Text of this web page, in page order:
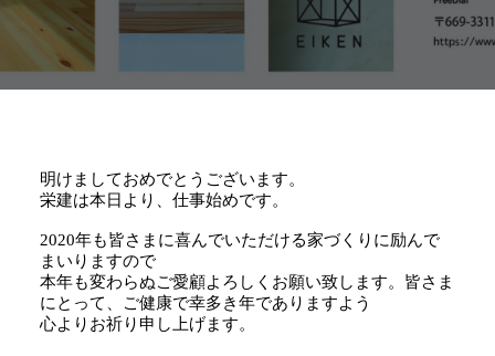
明けましておめでとうございます。
栄建は本日より、仕事始めです。
2020年も皆さまに喜んでいただける家づくりに励んで
まいりますので
本年も変わらぬご愛顧よろしくお願い致します。 皆さま
にとって、ご健康で幸多き年でありますよう
心よりお祈り申し上げます。